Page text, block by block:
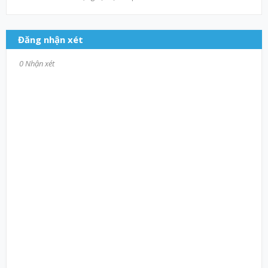
Đăng nhận xét
0 Nhận xét